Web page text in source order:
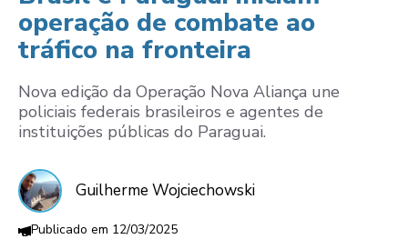
operação de combate ao
tráfico na fronteira
Nova edição da Operação Nova Aliança une
policiais federais brasileiros e agentes de
instituições públicas do Paraguai.
Guilherme Wojciechowski
12/03/2025